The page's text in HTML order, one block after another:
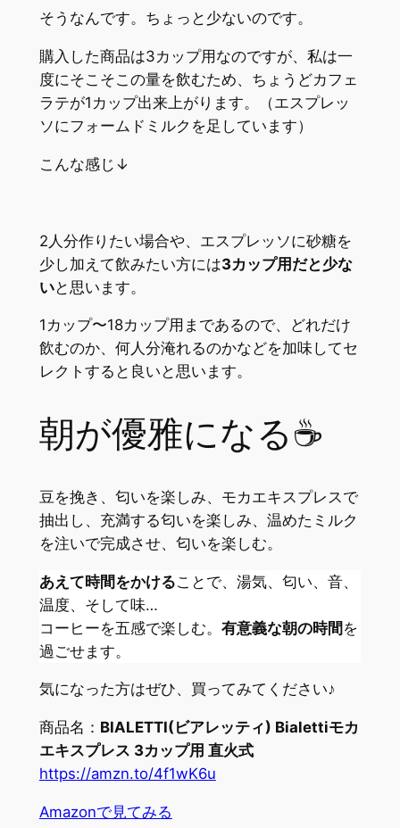
そうなんです。ちょっと少ないのです。
購入した商品は3カップ用なのですが、私は一
度にそこそこの量を飲むため、ちょうどカフェ
ラテが1カップ出来上がります。（エスプレッ
ソにフォームドミルクを足しています）
こんな感じ↓
2人分作りたい場合や、エスプレッソに砂糖を
少し加えて飲みたい方には3カップ用だと少な
いと思います。
1カップ〜18カップ用まであるので、どれだけ
飲むのか、何人分淹れるのかなどを加味してセ
レクトすると良いと思います。
朝が優雅になる☕️
豆を挽き、匂いを楽しみ、モカエキスプレスで
抽出し、充満する匂いを楽しみ、温めたミルク
を注いで完成させ、匂いを楽しむ。
あえて時間をかけることで、湯気、匂い、音、
温度、そして味…
コーヒーを五感で楽しむ。 有意義な朝の時間 を
過ごせます。
気になった方はぜひ、買ってみてください♪
商品名： BIALETTI(ビアレッティ) Bialettiモカ
エキスプレス 3カップ用 直火式
https://amzn.to/4f1wK6u
Amazonで見てみる